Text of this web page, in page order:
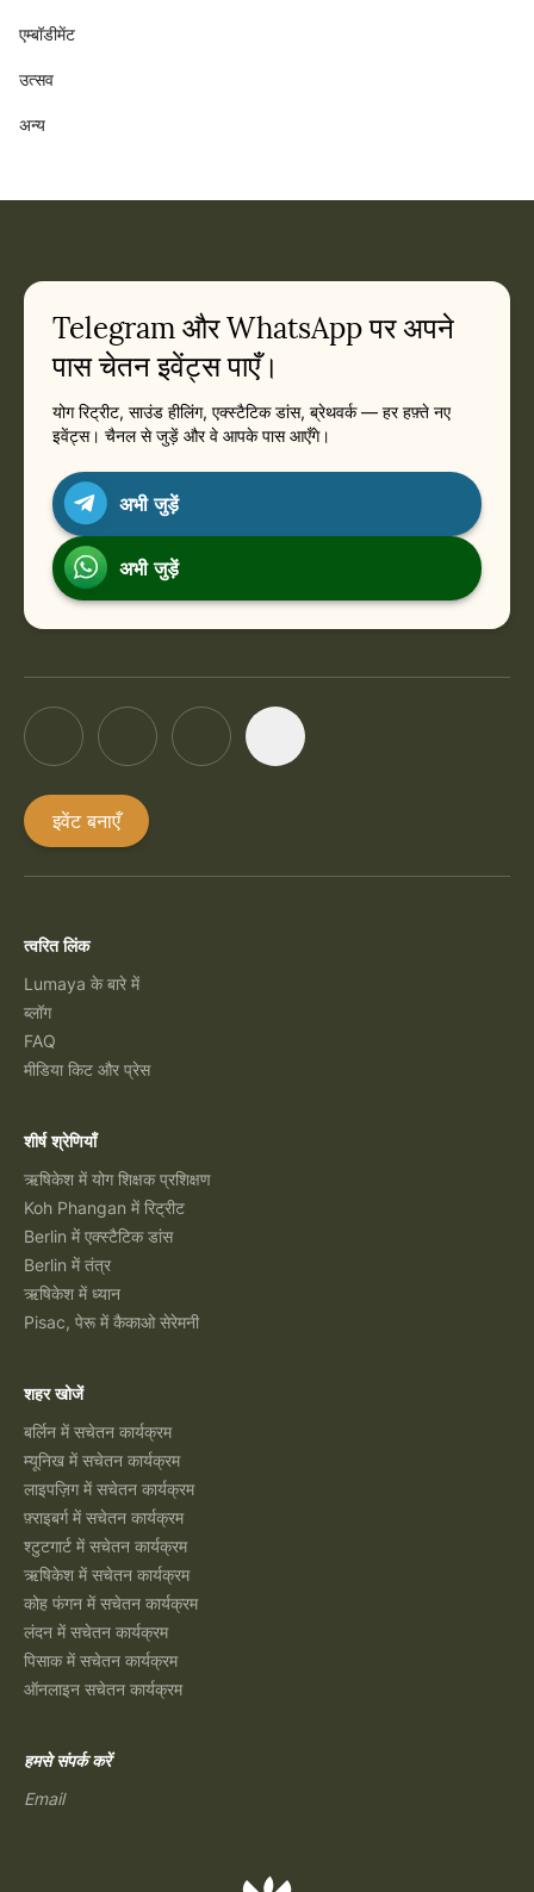
एम्बॉडीमेंट
उत्सव
अन्य
Telegram और WhatsApp पर अपने
पास चेतन इवेंट्स पाएँ।
योग रिट्रीट, साउंड हीलिंग, एक्स्टैटिक डांस, ब्रेथवर्क — हर हफ़्ते नए
इवेंट्स। चैनल से जुड़ें और वे आपके पास आएँगे।
अभी जुड़ें
अभी जुड़ें
इवेंट बनाएँ
त्वरित लिंक
Lumaya के बारे में
ब्लॉग
FAQ
मीडिया किट और प्रेस
शीर्ष श्रेणियाँ
ऋषिकेश में योग शिक्षक प्रशिक्षण
Koh Phangan में रिट्रीट
Berlin में एक्स्टैटिक डांस
Berlin में तंत्र
ऋषिकेश में ध्यान
Pisac, पेरू में कैकाओ सेरेमनी
शहर खोजें
बर्लिन में सचेतन कार्यक्रम
म्यूनिख में सचेतन कार्यक्रम
लाइपज़िग में सचेतन कार्यक्रम
फ़्राइबर्ग में सचेतन कार्यक्रम
श्टुटगार्ट में सचेतन कार्यक्रम
ऋषिकेश में सचेतन कार्यक्रम
कोह फंगन में सचेतन कार्यक्रम
लंदन में सचेतन कार्यक्रम
पिसाक में सचेतन कार्यक्रम
ऑनलाइन सचेतन कार्यक्रम
हमसे संपर्क करें
Email